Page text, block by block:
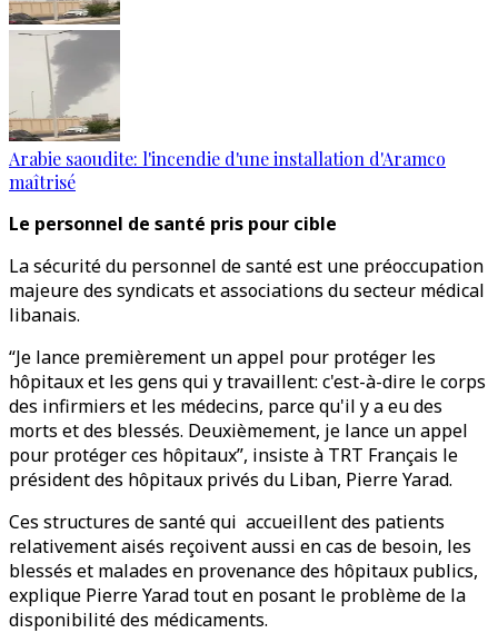
Arabie saoudite: l'incendie d'une installation d'Aramco
maîtrisé
Le personnel de santé pris pour cible
La sécurité du personnel de santé est une préoccupation
majeure des syndicats et associations du secteur médical
libanais.
“Je lance premièrement un appel pour protéger les
hôpitaux et les gens qui y travaillent: c'est-à-dire le corps
des infirmiers et les médecins, parce qu'il y a eu des
morts et des blessés. Deuxièmement, je lance un appel
pour protéger ces hôpitaux”, insiste à TRT Français le
président des hôpitaux privés du Liban, Pierre Yarad.
Ces structures de santé qui accueillent des patients
relativement aisés reçoivent aussi en cas de besoin, les
blessés et malades en provenance des hôpitaux publics,
explique Pierre Yarad tout en posant le problème de la
disponibilité des médicaments.